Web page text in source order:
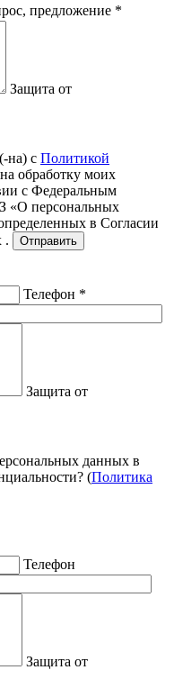
предложение *
Защита от
на) с Политикой
обработку моих
с Федеральным
«О персональных
в Согласии
.
Отправить
Телефон *
Защита от
данных в
(Политика
Телефон
Защита от